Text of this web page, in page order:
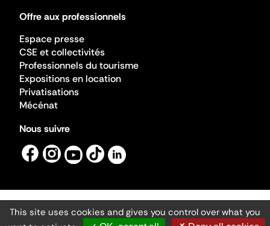
Offre aux professionnels
Espace presse
CSE et collectivités
Professionnels du tourisme
Expositions en location
Privatisations
Mécénat
Nous suivre
Mentions légales
Gestion des cookies
This site uses cookies and gives you control over what you